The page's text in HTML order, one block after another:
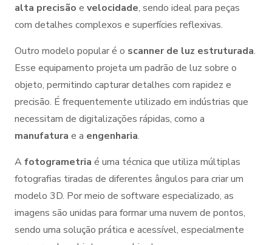
alta precisão e velocidade, sendo ideal para peças
com detalhes complexos e superfícies reflexivas.
Outro modelo popular é o scanner de luz estruturada.
Esse equipamento projeta um padrão de luz sobre o
objeto, permitindo capturar detalhes com rapidez e
precisão. É frequentemente utilizado em indústrias que
necessitam de digitalizações rápidas, como a
manufatura e a engenharia.
Afotogrametria é uma técnica que utiliza múltiplas
fotografias tiradas de diferentes ângulos para criar um
modelo 3D. Por meio de software especializado, as
imagens são unidas para formar uma nuvem de pontos,
sendo uma solução prática e acessível, especialmente